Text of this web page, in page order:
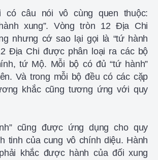
có câu nói vô cùng quen thuộc:
xung”. Vòng tròn 12 Địa Chi
nhưng cớ sao lại gọi là “tứ hành
Địa Chi được phân loại ra các bộ
tứ Mộ. Mỗi bộ có đủ “tứ hành”
Và trong mỗi bộ đều có các cặp
khắc cũng tương ứng với quy
cũng được ứng dụng cho quy
tinh của cung vô chính diệu. Hành
khắc được hành của đối xung